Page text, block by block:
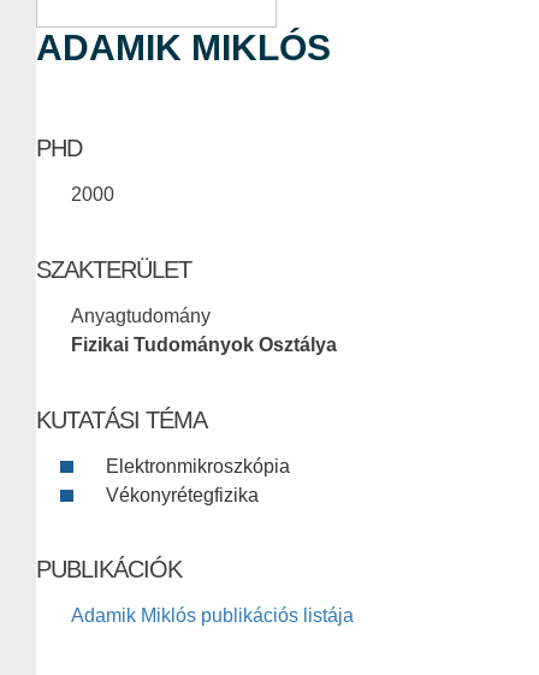
ADAMIK MIKLÓS
PHD
2000
SZAKTERÜLET
Anyagtudomány
Fizikai Tudományok Osztálya
KUTATÁSI TÉMA
Elektronmikroszkópia
Vékonyrétegfizika
PUBLIKÁCIÓK
Adamik Miklós publikációs listája